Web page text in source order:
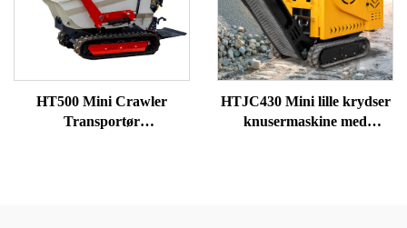
HT500 Mini Crawler
Transportør
HTJC430 Mini lille krydser
knusermaskine med